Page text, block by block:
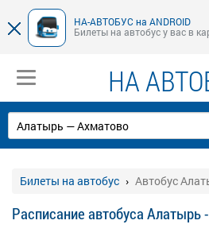
НА-АВТОБУС на ANDROID
Билеты на автобус у вас в
НА
Билеты на автобус Автобус
Расписание автобуса Алатырь